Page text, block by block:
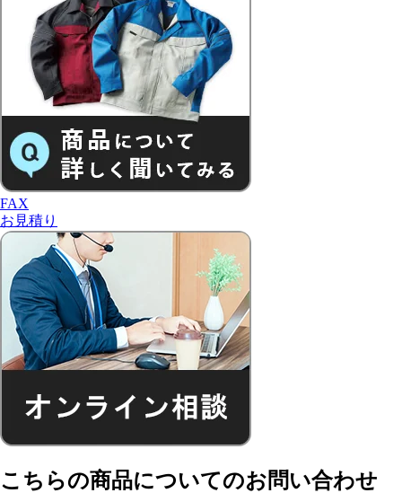
FAX
お見積り
こちらの商品についてのお問い合わせ